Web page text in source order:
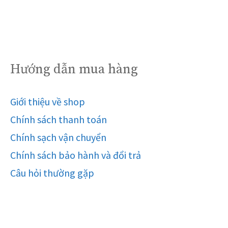
Hướng dẫn mua hàng
Giới thiệu về shop
Chính sách thanh toán
Chính sạch vận chuyển
Chính sách bảo hành và đổi trả
Câu hỏi thường gặp